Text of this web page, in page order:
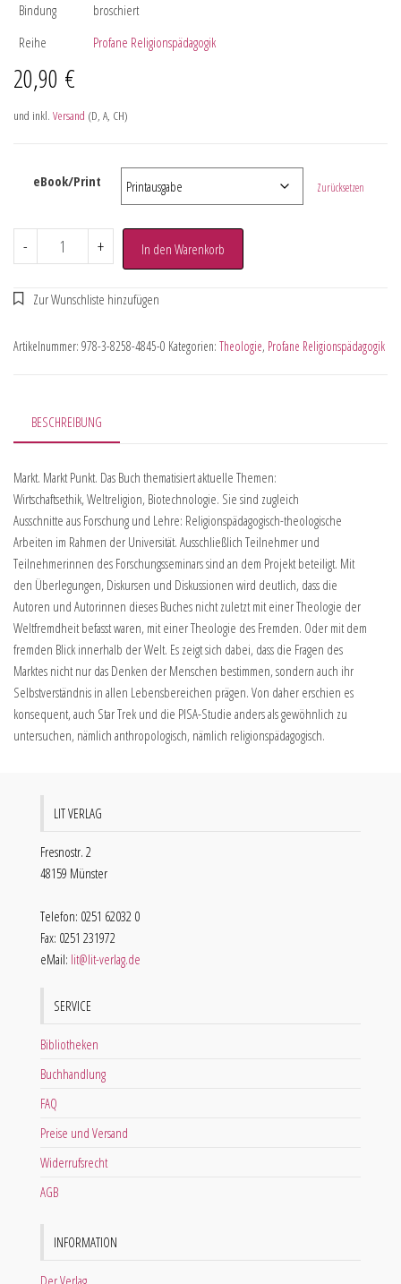
Bindung
broschiert
Reihe
Profane Religionspädagogik
20,90 €
und inkl. Versand (D, A, CH)
eBook/Print Zurücksetzen
- + In den Warenkorb
Artikelnummer: 978-3-8258-4845-0 Kategorien: Theologie, Profane Religionspädagogik
BESCHREIBUNG
Markt. Markt Punkt. Das Buch thematisiert aktuelle Themen:
Wirtschaftsethik, Weltreligion, Biotechnologie. Sie sind zugleich
Ausschnitte aus Forschung und Lehre: Religionspädagogisch-theologische
Arbeiten im Rahmen der Universität. Ausschließlich Teilnehmer und
Teilnehmerinnen des Forschungsseminars sind an dem Projekt beteiligt. Mit
den Überlegungen, Diskursen und Diskussionen wird deutlich, dass die
Autoren und Autorinnen dieses Buches nicht zuletzt mit einer Theologie der
Weltfremdheit befasst waren, mit einer Theologie des Fremden. Oder mit dem
fremden Blick innerhalb der Welt. Es zeigt sich dabei, dass die Fragen des
Marktes nicht nur das Denken der Menschen bestimmen, sondern auch ihr
Selbstverständnis in allen Lebensbereichen prägen. Von daher erschien es
konsequent, auch Star Trek und die PISA-Studie anders als gewöhnlich zu
untersuchen, nämlich anthropologisch, nämlich religionspädagogisch.
LIT VERLAG
Fresnostr. 2
48159 Münster
Telefon: 0251 62032 0
Fax: 0251 231972
eMail: lit@lit-verlag.de
SERVICE
Bibliotheken
Buchhandlung
FAQ
Preise und Versand
Widerrufsrecht
AGB
INFORMATION
Der Verlag